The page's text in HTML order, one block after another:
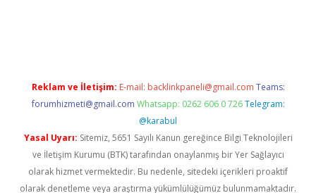
Reklam ve İletişim: E-mail: backlinkpaneli@gmail.com Teams:
forumhizmeti@gmail.com Whatsapp: 0262 606 0 726 Telegram:
@karabul
Yasal Uyarı: Sitemiz, 5651 Sayılı Kanun gereğince Bilgi Teknolojileri
ve İletişim Kurumu (BTK) tarafından onaylanmış bir Yer Sağlayıcı
olarak hizmet vermektedir. Bu nedenle, sitedeki içerikleri proaktif
olarak denetleme veya araştırma yükümlülüğümüz bulunmamaktadır.